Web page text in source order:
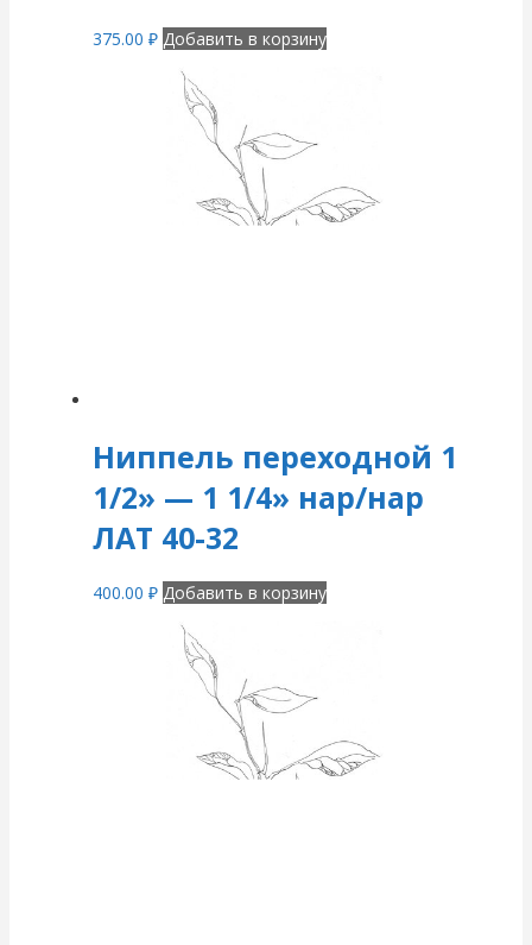
375.00 ₽ Добавить в корзину
Ниппель переходной 1
1/2» — 1 1/4» нар/нар
ЛАТ 40-32
400.00 ₽ Добавить в корзину